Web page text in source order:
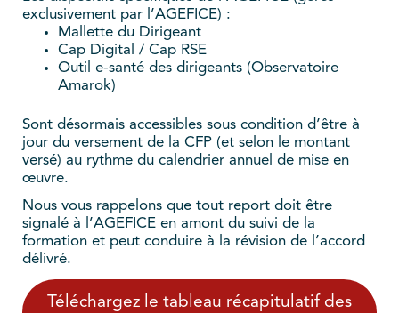
exclusivement par l’AGEFICE) :
Mallette du Dirigeant
Cap Digital / Cap RSE
Outil e-santé des dirigeants (Observatoire
Amarok)
Sont désormais accessibles sous condition d’être à
jour du versement de la CFP (et selon le montant
versé) au rythme du calendrier annuel de mise en
œuvre.
Nous vous rappelons que tout report doit être
signalé à l’AGEFICE en amont du suivi de la
formation et peut conduire à la révision de l’accord
délivré.
Téléchargez le tableau récapitulatif des